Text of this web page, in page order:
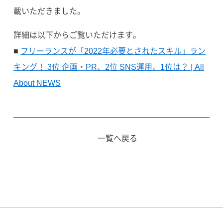
載いただきました。
詳細は以下からご覧いただけます。
■ フリーランスが「2022年必要とされたスキル」ラン
キング！ 3位 企画・PR、2位 SNS運用、1位は？ | All
About NEWS
一覧へ戻る